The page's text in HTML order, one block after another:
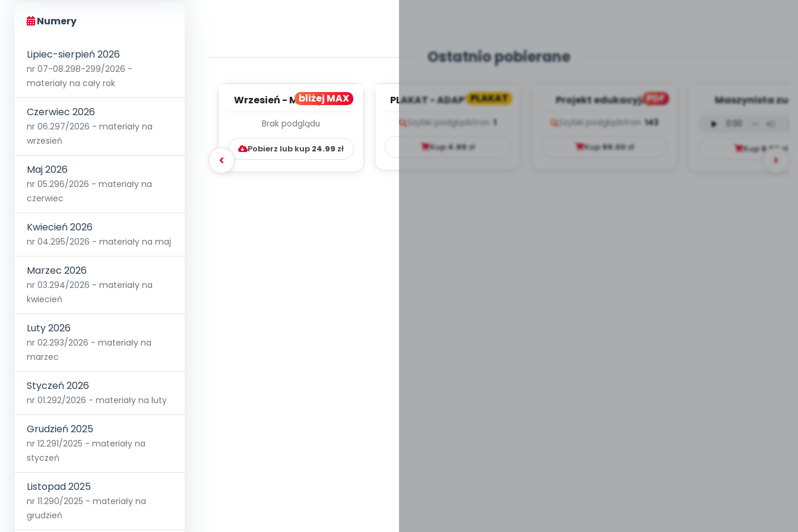
Numery
Lipiec-sierpień 2026
nr 07-08.298-299/2026 -
materiały na cały rok
Czerwiec 2026
nr 06.297/2026 - materiały na
wrzesień
Maj 2026
nr 05.296/2026 - materiały na
czerwiec
Kwiecień 2026
nr 04.295/2026 - materiały na maj
Marzec 2026
nr 03.294/2026 - materiały na
kwiecień
Luty 2026
nr 02.293/2026 - materiały na
marzec
Styczeń 2026
nr 01.292/2026 - materiały na luty
Grudzień 2025
nr 12.291/2025 - materiały na
styczeń
Listopad 2025
nr 11.290/2025 - materiały na
grudzień
Ostatnio pobierane
bliżej MAX
Wrzesień - MIESIĘCZNY
WYCHOWAWCZO –
DYDAKTYC...
Brak podglądu
Pobierz lub kup 24.99 zł
PLAKAT
PLAKAT - ADAPTACJA -
Szybki podgląd stron: 1
Kup4.99zł
PDF
Projekt edukacyjny
Szybki podgląd stron: 143
Kup99.00zł
Maszynista
mp3)
Kup9.99 zł